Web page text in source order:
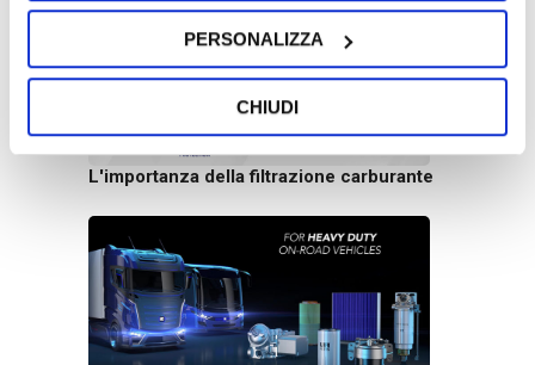
PERSONALIZZA
CHIUDI
L'importanza della filtrazione carburante